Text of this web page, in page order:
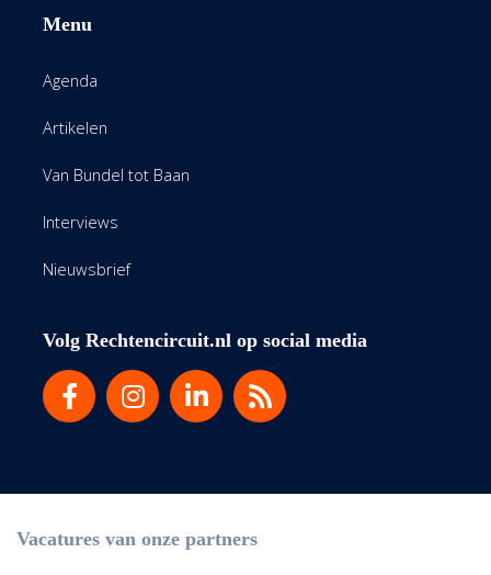
Menu
Agenda
Artikelen
Van Bundel tot Baan
Interviews
Nieuwsbrief
Volg Rechtencircuit.nl op social media
Vacatures van onze partners